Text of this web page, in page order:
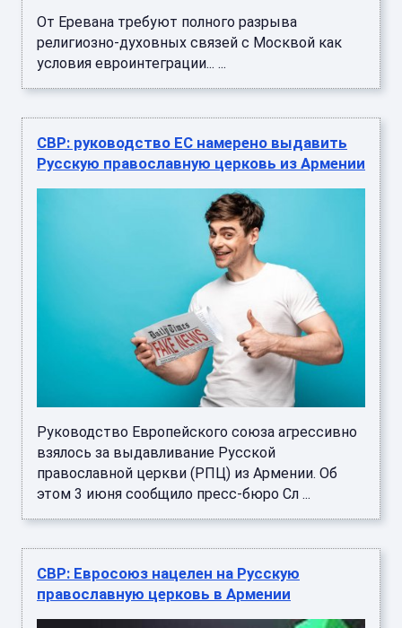
От Еревана требуют полного разрыва
религиозно-духовных связей с Москвой как
условия евроинтеграции... ...
СВР: руководство ЕС намерено выдавить
Русскую православную церковь из Армении
Руководство Европейского союза агрессивно
взялось за выдавливание Русской
православной церкви (РПЦ) из Армении. Об
этом 3 июня сообщило пресс-бюро Сл ...
СВР: Евросоюз нацелен на Русскую
православную церковь в Армении